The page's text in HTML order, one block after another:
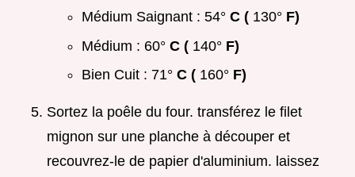
Médium Saignant : 54° C ( 130° F)
Médium : 60° C ( 140° F)
Bien Cuit : 71° C ( 160° F)
Sortez la poêle du four. transférez le filet
mignon sur une planche à découper et
recouvrez-le de papier d'aluminium. laissez